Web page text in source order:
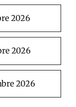
2026
2026
2026